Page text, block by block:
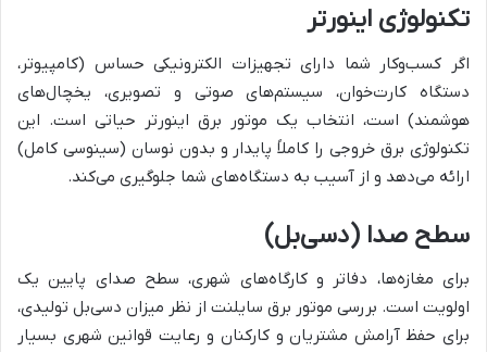
تکنولوژی اینورتر
اگر کسب‌وکار شما دارای تجهیزات الکترونیکی حساس (کامپیوتر،
دستگاه کارت‌خوان، سیستم‌های صوتی و تصویری، یخچال‌های
هوشمند) است، انتخاب یک موتور برق اینورتر حیاتی است. این
تکنولوژی برق خروجی را کاملاً پایدار و بدون نوسان (سینوسی کامل)
ارائه می‌دهد و از آسیب به دستگاه‌های شما جلوگیری می‌کند.
سطح صدا (دسی‌بل)
برای مغازه‌ها، دفاتر و کارگاه‌های شهری، سطح صدای پایین یک
اولویت است. بررسی موتور برق سایلنت از نظر میزان دسی‌بل تولیدی،
برای حفظ آرامش مشتریان و کارکنان و رعایت قوانین شهری بسیار